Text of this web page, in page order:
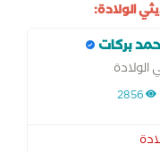
الولادة:
بركات
2856